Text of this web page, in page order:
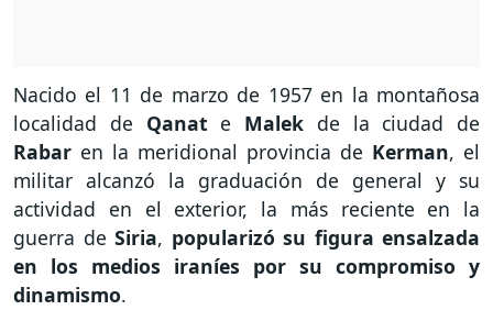
Nacido el 11 de marzo de 1957 en la montañosa
localidad de Qanat e Malek de la ciudad de
Rabar en la meridional provincia de Kerman, el
militar alcanzó la graduación de general y su
actividad en el exterior, la más reciente en la
guerra de Siria, popularizó su figura ensalzada
en los medios iraníes por su compromiso y
dinamismo.